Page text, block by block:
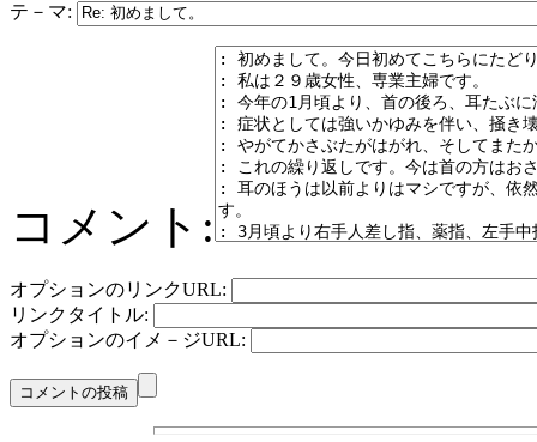
テ－マ:
コメント:
オプションのリンクURL:
リンクタイトル:
オプションのイメ－ジURL: